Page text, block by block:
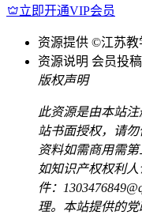
立即开通VIP会员
资源提供 ©江苏教
资源说明 会员投
版权声明
此资源是由本站
站书面授权，请
资料如需商用需
如知识产权权利
件：
理。本站提供的